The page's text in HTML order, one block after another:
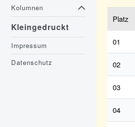
Platz
01
02
03
04
Kolumnen
Kleingedruckt
Impressum
Datenschutz